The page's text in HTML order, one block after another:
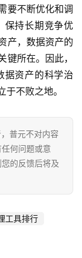
要不断优化和调
保持长期竞争优
产，数据资产的
所在。因此，
据资产的科学治
不败之地。
普元不对内容
何问题或意
的反馈后将及
工具排行